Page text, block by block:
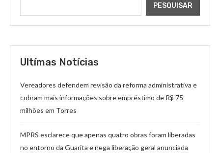
PESQUISAR
Ultímas Notícias
Vereadores defendem revisão da reforma administrativa e
cobram mais informações sobre empréstimo de R$ 75
milhões em Torres
MPRS esclarece que apenas quatro obras foram liberadas
no entorno da Guarita e nega liberação geral anunciada